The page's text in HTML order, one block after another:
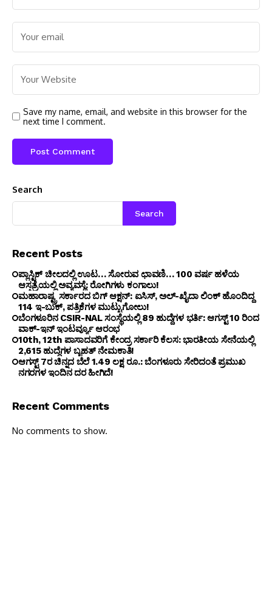
Save my name, email, and website in this browser for the
next time I comment.
Search
Search
Recent Posts
ಪ್ಲಾಸ್ಟಿಕ್ ಚೀಲದಲ್ಲಿ ಊಟ… ಸೋರುವ ಛಾವಣಿ… 100 ವರ್ಷ ಹಳೆಯ
ಆಸ್ಪತ್ರೆಯಲ್ಲಿ ಅವ್ಯವಸ್ಥೆ: ರೋಗಿಗಳು ಕಂಗಾಲು!
ಮಹಾರಾಷ್ಟ್ರ ಸರ್ಕಾರದ ಬಿಗ್ ಆಕ್ಷನ್: ಐಸಿಸ್, ಅಲ್-ಖೈದಾ ಲಿಂಕ್ ಹೊಂದಿದ್ದ
114 ಇ-ಬುಕ್, ಪತ್ರಿಕೆಗಳ ಮುಟ್ಟುಗೋಲು!
ಬೆಂಗ‌ಳೂರಿನ CSIR-NAL ಸಂಸ್ಥೆಯಲ್ಲಿ 89 ಹುದ್ದೆಗಳ ಭರ್ತಿ: ಆಗಸ್ಟ್ 10 ರಿಂದ
ವಾಕ್-ಇನ್ ಇಂಟರ್ವ್ಯೂ ಆರಂಭ
10th, 12th ಪಾಸಾದವರಿಗೆ ಕೇಂದ್ರ ಸರ್ಕಾರಿ ಕೆಲಸ: ಭಾರತೀಯ ಸೇನೆಯಲ್ಲಿ
2,615 ಹುದ್ದೆಗಳ ಬೃಹತ್ ನೇಮಕಾತಿ!
ಆಗಸ್ಟ್ 7ರ ಚಿನ್ನದ ಬೆಲೆ 1.49 ಲಕ್ಷ ರೂ.: ಬೆಂಗಳೂರು ಸೇರಿದಂತೆ ಪ್ರಮುಖ
ನಗರಗಳ ಇಂದಿನ ದರ ಹೀಗಿದೆ!
Recent Comments
No comments to show.